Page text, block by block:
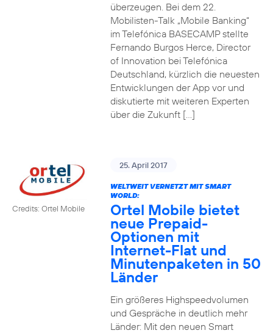
überzeugen. Bei dem 22.
Mobilisten-Talk „Mobile Banking“
im Telefónica BASECAMP stellte
Fernando Burgos Herce, Director
of Innovation bei Telefónica
Deutschland, kürzlich die neuesten
Entwicklungen der App vor und
diskutierte mit weiteren Experten
über die Zukunft […]
Credits: Ortel Mobile
25. April 2017
WELTWEIT VERNETZT MIT SMART
WORLD:
Ortel Mobile bietet
neue Prepaid-
Optionen mit
Internet-Flat und
Minutenpaketen in 50
Länder
Ein größeres Highspeedvolumen
und Gespräche in deutlich mehr
Länder: Mit den neuen Smart